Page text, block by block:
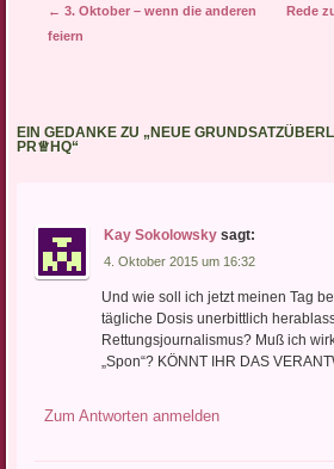
Artikel-Navigation
← 3. Oktober – wenn die anderen
feiern
Rede
EIN GEDANKE ZU „ NEUE
PR♕HQ“
Kay Sokolowsky sagt:
4. Oktober 2015 um 16:32
Und wie soll ich jetzt meinen Tag
tägliche Dosis unerbittlich
Rettungsjournalismus? Muß ich
„Spon“? KÖNNT IHR DAS
Zum Antworten anmelden